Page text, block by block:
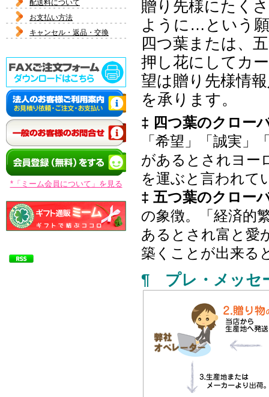
配送料について
お支払い方法
キャンセル・返品・交換
*「ミーム会員について」を見る
贈り先様にたく
ように…という
四つ葉または、
押し花にしてカ
望は贈り先様情
を承ります。
‡ 四つ葉のクロー
「希望」「誠実」
があるとされヨー
を運ぶと言われて
‡ 五つ葉のクロー
の象徴。「経済的
あるとされ富と愛
築くことが出来る
¶ プレ・メッセ